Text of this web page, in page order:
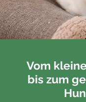
Vom
bis zum